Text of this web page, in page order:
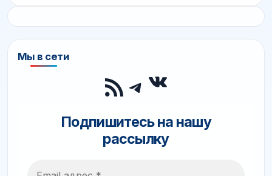
Мы в сети
RSS-лента
Telegram
ВКонтакте
Подпишитесь на нашу
рассылку